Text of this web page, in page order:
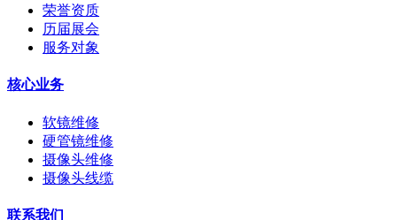
荣誉资质
历届展会
服务对象
核心业务
软镜维修
硬管镜维修
摄像头维修
摄像头线缆
联系我们